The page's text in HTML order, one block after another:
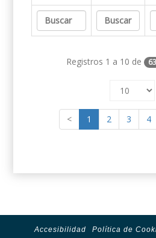
Registros 1 a 10 de 63
< 1 2 3 4
Accesibilidad Política de